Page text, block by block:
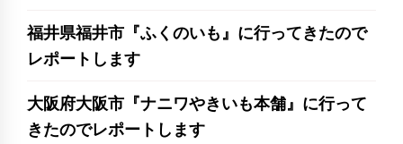
福井県福井市『ふくのいも』に行ってきたので
レポートします
大阪府大阪市『ナニワやきいも本舗』に行って
きたのでレポートします